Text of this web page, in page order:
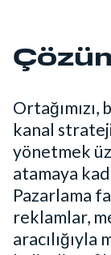
kanal
yönetmek
atamaya
Pazarlama
reklamlar,